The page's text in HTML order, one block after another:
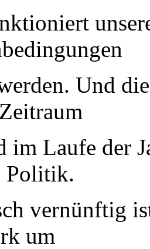
Und
im Laufe der
Politik.
vernünftig
um